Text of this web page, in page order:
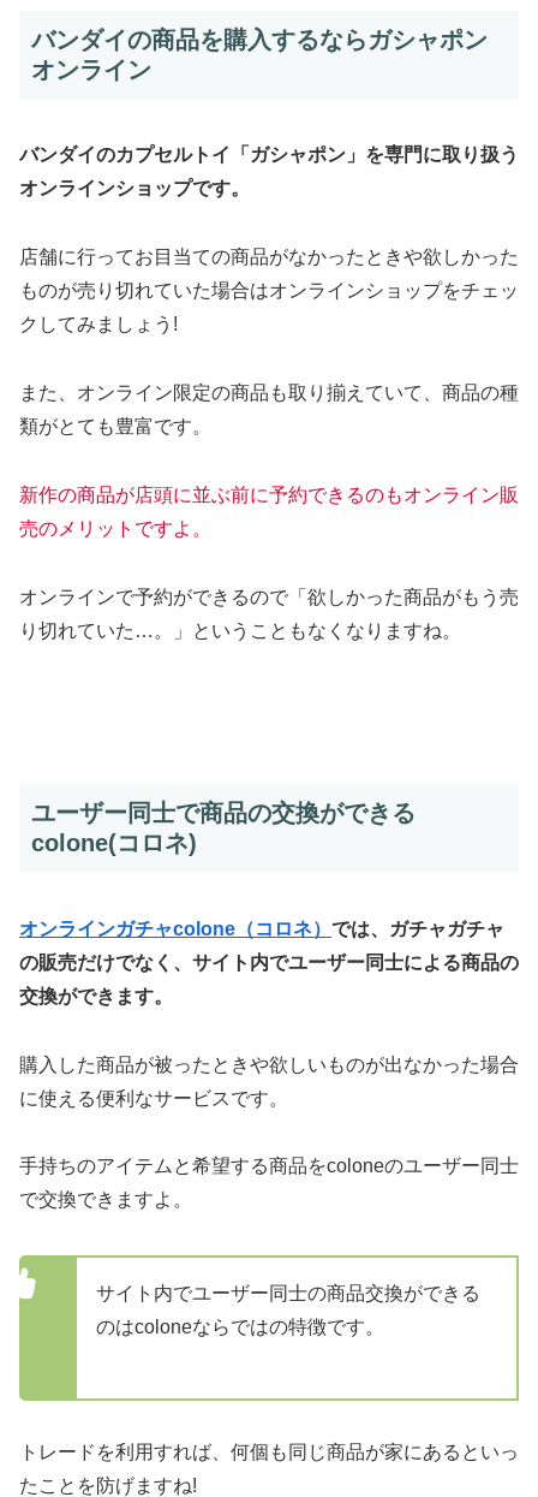
バンダイの商品を購入するならガシャポン
オンライン
バンダイのカプセルトイ「ガシャポン」を専門に取り扱う
オンラインショップです。
店舗に行ってお目当ての商品がなかったときや欲しかった
ものが売り切れていた場合はオンラインショップをチェッ
クしてみましょう!
また、オンライン限定の商品も取り揃えていて、商品の種
類がとても豊富です。
新作の商品が店頭に並ぶ前に予約できるのもオンライン販
売のメリットですよ。
オンラインで予約ができるので「欲しかった商品がもう売
り切れていた…。」ということもなくなりますね。
ユーザー同士で商品の交換ができる
colone(コロネ)
オンラインガチャcolone（コロネ） では、ガチャガチャ
の販売だけでなく、サイト内でユーザー同士による商品の
交換ができます。
購入した商品が被ったときや欲しいものが出なかった場合
に使える便利なサービスです。
手持ちのアイテムと希望する商品をcoloneのユーザー同士
で交換できますよ。
サイト内でユーザー同士の商品交換ができる
のはcoloneならではの特徴です。
トレードを利用すれば、何個も同じ商品が家にあるといっ
たことを防げますね!